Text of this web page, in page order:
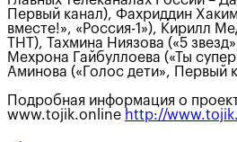
Первый канал), Фахриддин
вместе!», «Россия-1»), Кирилл
ТНТ), Тахмина Ниязова («5
Мехрона Гайбуллоева («Ты
Аминова («Голос дети», Первый
Подробная информация о
www.tojik.online http://